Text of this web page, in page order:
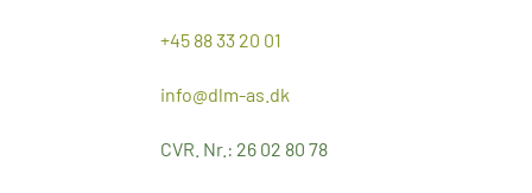
+45 88 33 20 01
info@dlm-as.dk
CVR. Nr.: 26 02 80 78